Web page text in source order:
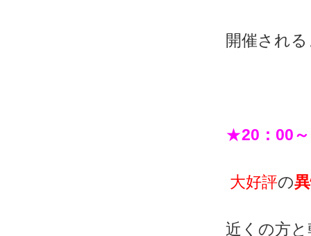
開催され
★20：00～
大好評の
近くの方